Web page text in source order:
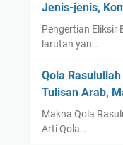
Jenis-jenis,
Pengertian Eliksir
larutan yan…
Qola
Tulisan Arab,
Makna Qola
Arti Qola…